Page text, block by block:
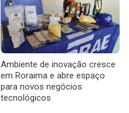
Ambiente de inovação cresce
em Roraima e abre espaço
para novos negócios
tecnológicos